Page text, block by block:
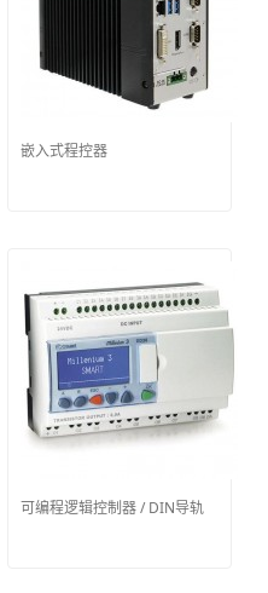
嵌入式程控器
可编程逻辑控制器 / DIN导轨